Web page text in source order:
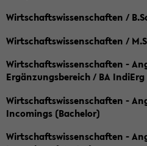
Wirtschaftswissenschaften /
Wirtschaftswissenschaften /
Wirtschaftswissenschaften -
Ergänzungsbereich / BA IndiErg
Wirtschaftswissenschaften -
Incomings (Bachelor)
Wirtschaftswissenschaften -